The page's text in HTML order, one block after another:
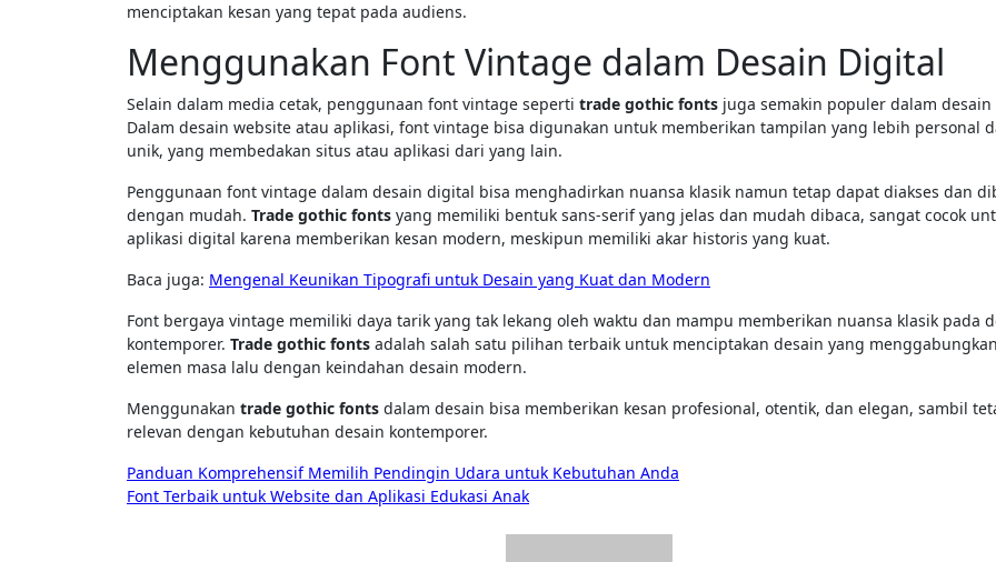
menciptakan kesan yang tepat pada audiens.
Menggunakan Font Vintage dalam Desain Digital
Selain dalam media cetak, penggunaan font vintage seperti trade gothic fonts juga semakin populer dalam
Dalam desain website atau aplikasi, font vintage bisa digunakan untuk memberikan tampilan yang lebih personal
unik, yang membedakan situs atau aplikasi dari yang lain.
Penggunaan font vintage dalam desain digital bisa menghadirkan nuansa klasik namun tetap dapat diakses dan
dengan mudah. Trade gothic fonts yang memiliki bentuk sans-serif yang jelas dan mudah dibaca, sangat cocok
aplikasi digital karena memberikan kesan modern, meskipun memiliki akar historis yang kuat.
Baca juga: Mengenal Keunikan Tipografi untuk Desain yang Kuat dan Modern
Font bergaya vintage memiliki daya tarik yang tak lekang oleh waktu dan mampu memberikan nuansa klasik pada
kontemporer. Trade gothic fonts adalah salah satu pilihan terbaik untuk menciptakan desain yang menggabungkan
elemen masa lalu dengan keindahan desain modern.
Menggunakan trade gothic fonts dalam desain bisa memberikan kesan profesional, otentik, dan elegan, sambil
relevan dengan kebutuhan desain kontemporer.
Post
Panduan Komprehensif Memilih Pendingin Udara untuk Kebutuhan Anda
Font Terbaik untuk Website dan Aplikasi Edukasi Anak